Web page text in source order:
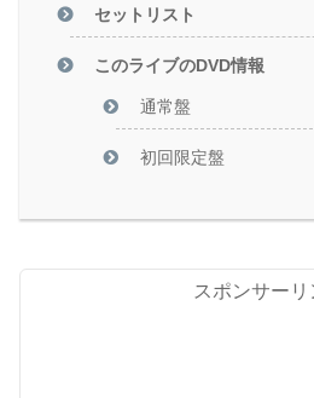
セットリスト
このライブのDVD情報
通常盤
初回限定盤
スポンサーリ